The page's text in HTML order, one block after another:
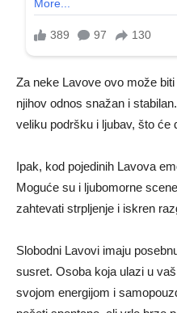
Za neke Lavove ovo može
njihov odnos snažan i
veliku podršku i ljubav, što će
Ipak, kod pojedinih Lavova
Moguće su i ljubomorne
zahtevati strpljenje i iskren
Slobodni Lavovi imaju
susret. Osoba koja ulazi u
svojom energijom i